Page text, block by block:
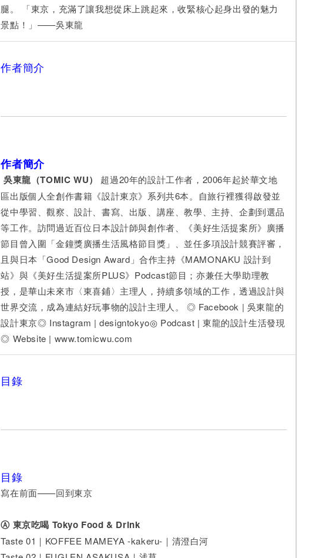
腿。 「東京，充滿了讓我想從床上跳起來，收緊核心起身出發的魅力
景點！」——吳東龍
作者簡介
作者簡介
吳東龍（TOMIC WU）
超過20年的設計工作者，2006年起於華文地
區出版個人全創作書籍《設計東京》系列共6本。自旅行裡獲得啟發並
從中學習、觀察、設計、書寫、出版、講座、教學、主持、企劃到選品
等工作。訪問過近百位日本設計師與創作者、《美好生活提案所》廣播
節目曾入圍「金鐘獎廣播生活風格節目獎」、並任多項設計競賽評審，
且與日本「Good Design Award」合作主持《MAMONAKU 設計到
站》與《美好生活提案所PLUS》Podcast節目；亦兼任大學助理教
授，是華山未來市〈東喜鋪〉主理人，持續多領域的工作，透過設計與
世界交流，成為連結好玩事物的設計主理人。 ◎ Facebook | 吳東龍的
設計東京◎ Instagram | designtokyo◎ Podcast | 東龍的設計生活發現
◎ Website | www.tomicwu.com
目錄
目錄
寫在前面——回到東京
Ⓐ 東京吃喝 Tokyo Food & Drink
Taste 01｜KOFFEE MAMEYA -kakeru-｜清澄白河